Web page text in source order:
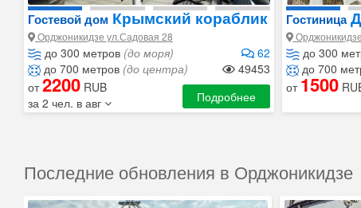
Гостевой дом Крымский кораблик
Орджоникидзе ул.Садовая 28
до 300 метров (до моря)
62
до 700 метров (до центра)
49453
от2200 RUB
за 2 чел. в авг
Подробнее
Гостиница
до 300
до 700
от 1500
Последние обновления в Орджоникидзе